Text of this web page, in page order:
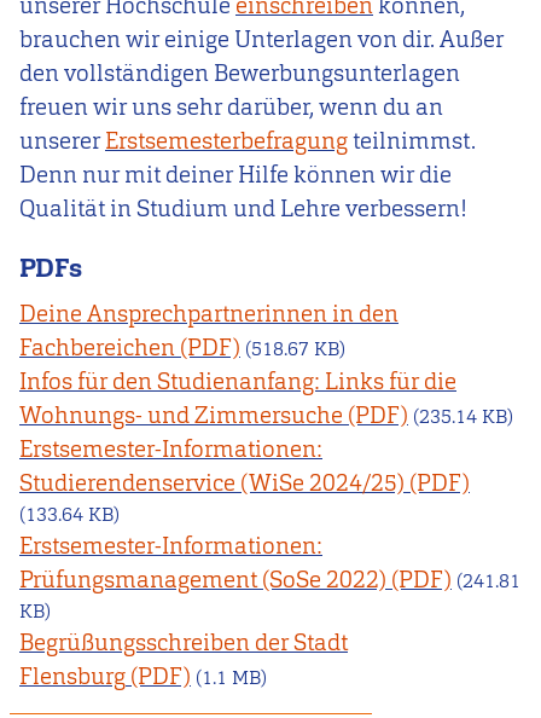
brauchen wir einige Unterlagen von dir. Außer
den vollständigen Bewerbungsunterlagen
freuen wir uns sehr darüber, wenn du an
unsererErstsemesterbefragungteilnimmst.
Denn nur mit deiner Hilfe können wir die
Qualität in Studium und Lehre verbessern!
PDFs
Deine Ansprechpartnerinnen in den
Fachbereichen
(518.67 KB)
Infos für den Studienanfang: Links für die
Wohnungs- und Zimmersuche
(235.14 KB)
Erstsemester-Informationen:
Studierendenservice (WiSe 2024/25)
(133.64 KB)
Erstsemester-Informationen:
Prüfungsmanagement (SoSe 2022)
(241.81
KB)
Begrüßungsschreiben der Stadt
Flensburg
(1.1 MB)